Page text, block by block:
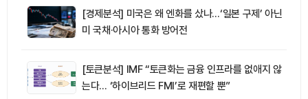
[경제분석] 미국은 왜 엔화를 샀나…‘일본 구제’ 아닌
미 국채·아시아 통화 방어전
[토큰분석] IMF “토큰화는 금융 인프라를 없애지 않
는다… ‘하이브리드 FMI’로 재편할 뿐”